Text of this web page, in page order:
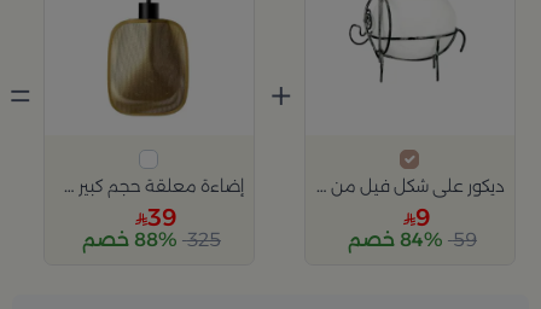
ديكور على شكل فيل من غايا
9
59 84% خصم
+
إضاءة معلقة حجم كبير من باريس
39
325 88% خصم
=